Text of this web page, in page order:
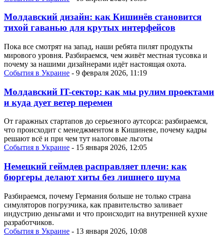
Молдавский дизайн: как Кишинёв становится
тихой гаванью для крутых интерфейсов
Пока все смотрят на запад, наши ребята пилят продукты
мирового уровня. Разбираемся, чем живёт местная тусовка и
почему за нашими дизайнерами идёт настоящая охота.
События в Украине - 9 февраля 2026, 11:19
Молдавский IT-сектор: как мы рулим проектами
и куда дует ветер перемен
От гаражных стартапов до серьезного аутсорса: разбираемся,
что происходит с менеджментом в Кишиневе, почему кадры
решают всё и при чем тут налоговые льготы
События в Украине - 15 января 2026, 12:05
Немецкий геймдев расправляет плечи: как
бюргеры делают хиты без лишнего шума
Разбираемся, почему Германия больше не только страна
симуляторов погрузчика, как правительство заливает
индустрию деньгами и что происходит на внутренней кухне
разработчиков.
События в Украине - 13 января 2026, 10:08